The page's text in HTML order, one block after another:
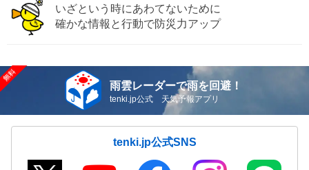
いざという時にあわてないために
確かな情報と行動で防災力アップ
雨雲レーダーで雨を回避！
tenki.jp公式 天気予報アプリ
tenki.jp公式SNS